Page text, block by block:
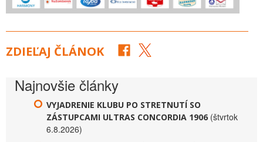
ZDIEĽAJ ČLÁNOK
Najnovšie články
VYJADRENIE KLUBU PO STRETNUTÍ SO
ZÁSTUPCAMI ULTRAS CONCORDIA 1906 (štvrtok
6.8.2026)